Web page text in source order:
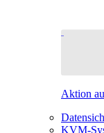
Aktion
KVM-